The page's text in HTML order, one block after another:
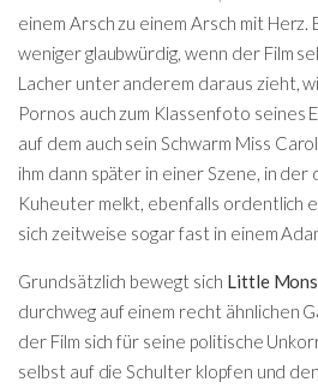
einem Arsch zu einem Arsch mit
weniger glaubwürdig, wenn der Film
Lacher unter anderem daraus zieht,
Pornos auch zum Klassenfoto seines
auf dem auch sein Schwarm Miss
ihm dann später in einer Szene, in der
Kuheuter melkt, ebenfalls ordentlich
sich zeitweise sogar fast in einem
Grundsätzlich bewegt sich Little
durchweg auf einem recht ähnlichen
der Film sich für seine politische
selbst auf die Schulter klopfen und